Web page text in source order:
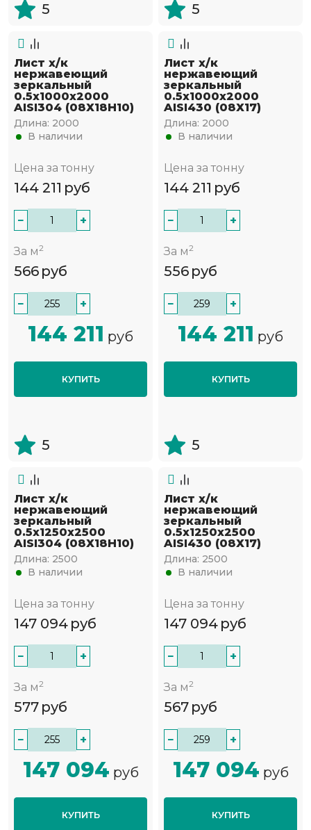
5 5
Лист х/к
нержавеющий
зеркальный
0.5х1000х2000
AISI304 (08Х18Н10)
Длина: 2000
В наличии
Цена за тонну
144 211 руб
− +
За м2
566 руб
− +
144 211 руб
КУПИТЬ
5
Лист х/к
нержавеющий
зеркальный
0.5х1000х2000
AISI430 (08Х17)
Длина: 2000
В наличии
Цена за тонну
144 211 руб
− +
За м2
556 руб
− +
144 211 руб
КУПИТЬ
5
Лист х/к
нержавеющий
зеркальный
0.5х1250х2500
AISI304 (08Х18Н10)
Длина: 2500
В наличии
Цена за тонну
147 094 руб
− +
За м2
577 руб
− +
147 094 руб
КУПИТЬ
Лист х/к
нержавеющий
зеркальный
0.5х1250х2500
AISI430 (08Х17)
Длина: 2500
В наличии
Цена за тонну
147 094 руб
− +
За м2
567 руб
− +
147 094 руб
КУПИТЬ